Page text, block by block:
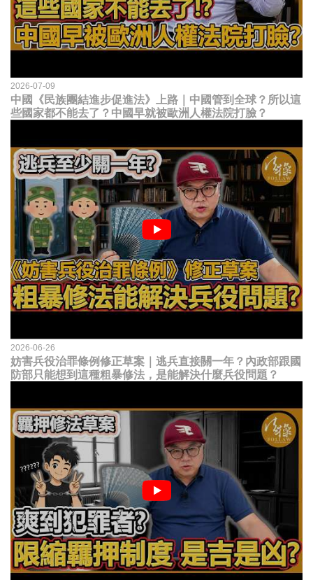
2026-07-09
中國《民族團結進步促進法》上路｜中國管到全球？所以這
些國家都不能去了？中國早就被歐洲人權法院打臉？
2026-06-26
妨害兵役治罪條例修正草案｜逃兵直接關一年？內政部跟國
防部只能想到這種粗暴修法，是能解決什麼兵役問題？